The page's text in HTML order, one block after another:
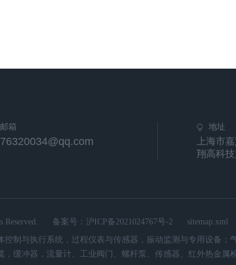
邮箱 地址
上海市
翔高科技
备案号： 沪ICP备2021024767号-2 sitemap.xml
控制与执行系统，过程仪表与传感器，振动监测与专用设备
缓冲器，流量计、工业阀门、螺杆泵、传感器、红外热金属